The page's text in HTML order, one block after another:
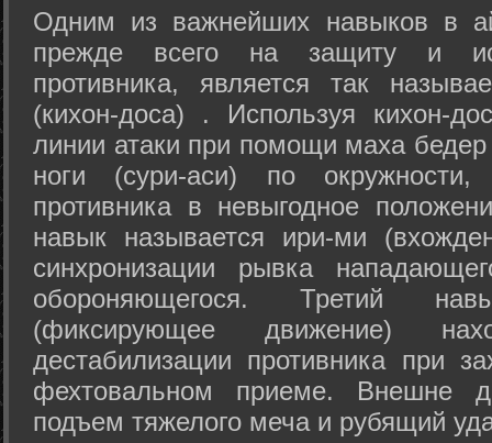
Одним из важнейших навыков в
прежде всего на защиту и
противника, является так
(кихон-доса) . Используя кихон-
линии атаки при помощи маха
ноги (сури-аси) по
противника в невыгодное
навык называется ири-ми
синхронизации рывка
обороняющегося. Третий
(фиксирующее движение)
дестабилизации противника при
фехтовальном приеме. Внешне
подъем тяжелого меча и рубящий